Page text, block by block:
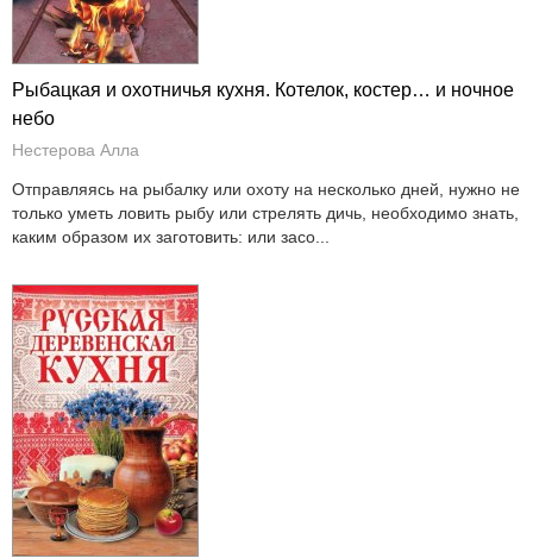
Рыбацкая и охотничья кухня. Котелок, костер… и ночное
небо
Нестерова Алла
Отправляясь на рыбалку или охоту на несколько дней, нужно не
только уметь ловить рыбу или стрелять дичь, необходимо знать,
каким образом их заготовить: или засо...